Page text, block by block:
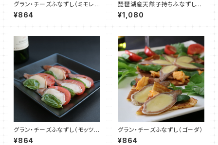
グラン・チーズふなずし（ミモレッ
ト）
¥864
琵琶湖産天然子持ちふなずし
（飯漬）
¥1,080
グラン・チーズふなずし（モッツァ
レラ）
¥864
グラン・チーズふなずし（ゴーダ）
¥864